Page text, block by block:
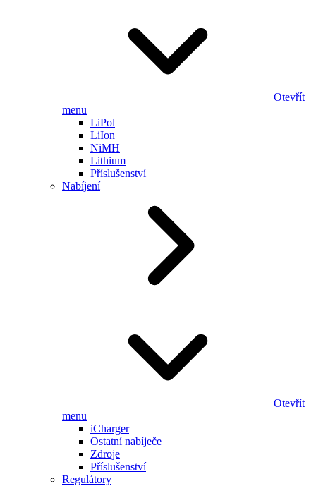
Otevřít
menu
LiPol
LiIon
NiMH
Lithium
Příslušenství
Nabíjení
Otevřít
menu
iCharger
Ostatní nabíječe
Zdroje
Příslušenství
Regulátory